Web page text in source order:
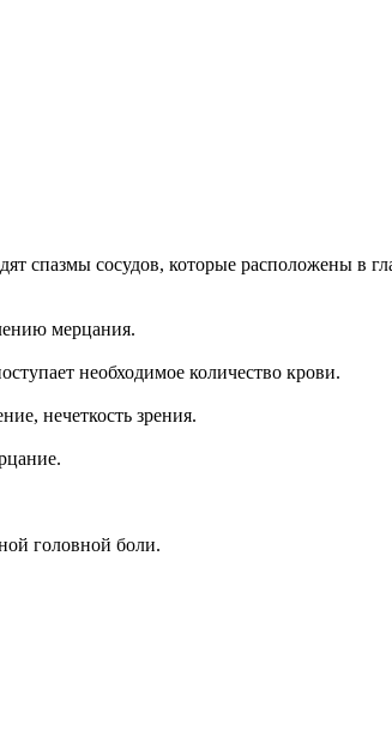
спазмы сосудов, которые расположены в
мерцания.
необходимое количество крови.
нечеткость зрения.
головной боли.